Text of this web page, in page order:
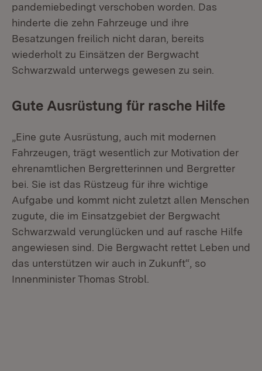
pandemiebedingt verschoben worden. Das
hinderte die zehn Fahrzeuge und ihre
Besatzungen freilich nicht daran, bereits
wiederholt zu Einsätzen der Bergwacht
Schwarzwald unterwegs gewesen zu sein.
Gute Ausrüstung für rasche Hilfe
„Eine gute Ausrüstung, auch mit modernen
Fahrzeugen, trägt wesentlich zur Motivation der
ehrenamtlichen Bergretterinnen und Bergretter
bei. Sie ist das Rüstzeug für ihre wichtige
Aufgabe und kommt nicht zuletzt allen Menschen
zugute, die im Einsatzgebiet der Bergwacht
Schwarzwald verunglücken und auf rasche Hilfe
angewiesen sind. Die Bergwacht rettet Leben und
das unterstützen wir auch in Zukunft“, so
Innenminister Thomas Strobl.